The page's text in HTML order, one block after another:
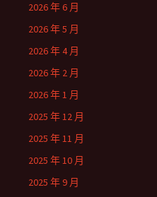
2026 年 6 月
2026 年 5 月
2026 年 4 月
2026 年 2 月
2026 年 1 月
2025 年 12 月
2025 年 11 月
2025 年 10 月
2025 年 9 月